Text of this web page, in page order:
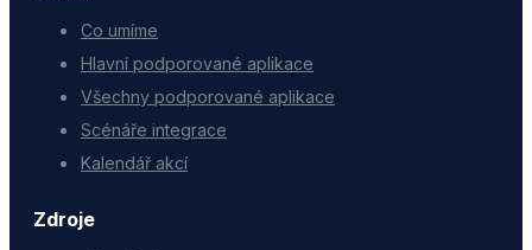
Co umíme
Hlavní podporované aplikace
Všechny podporované aplikace
Scénáře integrace
Kalendář akcí
Zdroje